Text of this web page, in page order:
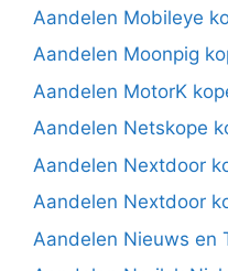
Aandelen Mobileye
Aandelen Moonpig
Aandelen MotorK
Aandelen Netskope
Aandelen Nextdoor
Aandelen Nextdoor
Aandelen Nieuws en